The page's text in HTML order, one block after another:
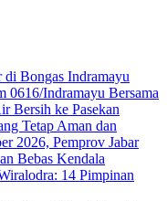
di Bongas Indramayu
0616/Indramayu Bersama
Bersih ke Pasekan
Tetap Aman dan
2026, Pemprov Jabar
Bebas Kendala
14 Pimpinan